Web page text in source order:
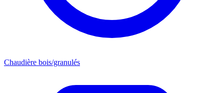
Chaudière bois/granulés